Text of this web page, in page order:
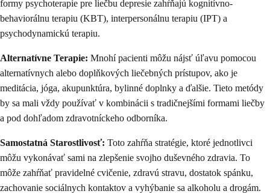
formy psychoterapie pre liečbu depresie zahŕňajú kognitívno-
behaviorálnu terapiu (KBT), interpersonálnu terapiu (IPT) a
psychodynamickú terapiu.
Alternatívne Terapie: Mnohí pacienti môžu nájsť úľavu pomocou
alternatívnych alebo doplňkových liečebných prístupov, ako je
meditácia, jóga, akupunktúra, bylinné doplnky a ďalšie. Tieto metódy
by sa mali vždy používať v kombinácii s tradičnejšími formami liečby
a pod dohľadom zdravotníckeho odborníka.
Samostatná Starostlivosť: Toto zahŕňa stratégie, ktoré jednotlivci
môžu vykonávať sami na zlepšenie svojho duševného zdravia. To
môže zahŕňať pravidelné cvičenie, zdravú stravu, dostatok spánku,
zachovanie sociálnych kontaktov a vyhýbanie sa alkoholu a drogám.